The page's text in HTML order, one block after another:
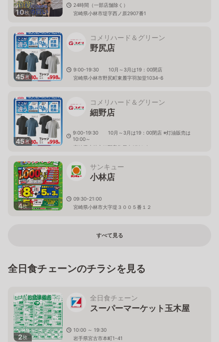
10枚
24時間（一部店舗除く）
宮崎県小林市堤字西ノ原2907番1
45枚
コメリハード＆グリーン
野尻店
9:00-19:30 10月～3月は19：00閉店
宮崎県小林市野尻町東麓字羽加堂1034-6
45枚
コメリハード＆グリーン
細野店
9:00-19:30 10月～3月は19：00閉店 ※灯油販売は
10:00～
宮崎県小林市細野字鳥居東2721-2
4枚
サンキュー
小林店
09:30-21:00
宮崎県小林市大字堤３００５番１２
すべて見る
全日食チェーンのチラシを見る
2枚
全日食チェーン
スーパーマーケット玉木屋
10:00 ～ 19:30
岩手県宮古市本町1-41